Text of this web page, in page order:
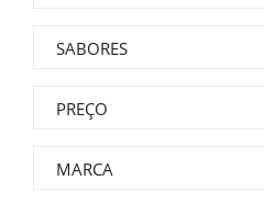
SABORES
PREÇO
MARCA